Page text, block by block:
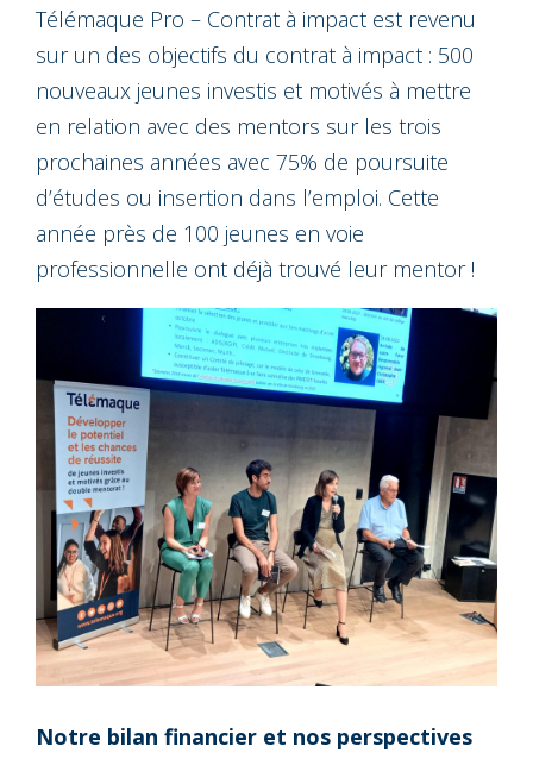
Télémaque Pro – Contrat à impact est revenu
sur un des objectifs du contrat à impact : 500
nouveaux jeunes investis et motivés à mettre
en relation avec des mentors sur les trois
prochaines années avec 75% de poursuite
d’études ou insertion dans l’emploi. Cette
année près de 100 jeunes en voie
professionnelle ont déjà trouvé leur mentor !
Notre bilan financier et nos perspectives